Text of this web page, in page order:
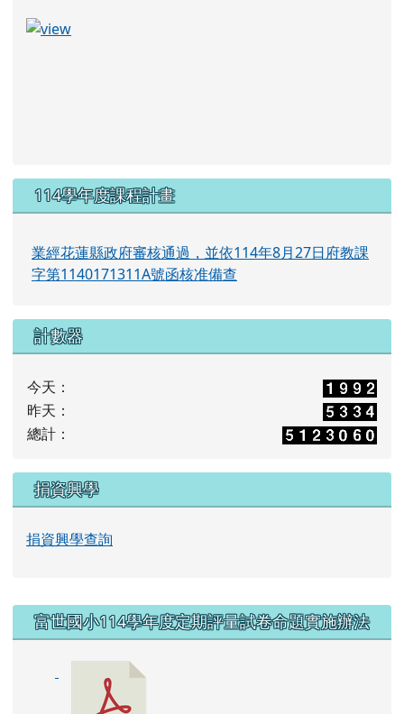
114學年度課程計畫
業經花蓮縣政府審核通過，並依114年8月27日府教課
字第1140171311A號函核准備查
計數器
今天：
昨天：
總計：
捐資興學
捐資興學查詢
右邊區域內容
富世國小114學年度定期評量試卷命題實施辦法